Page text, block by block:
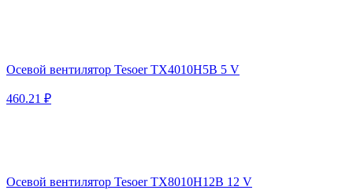
Осевой вентилятор Tesoer TX4010H5B 5 V
460.21 ₽
Осевой вентилятор Tesoer TX8010H12B 12 V